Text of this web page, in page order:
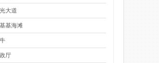
大道
基海滩
厅